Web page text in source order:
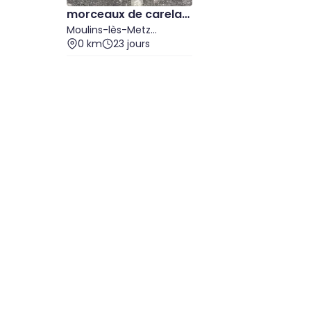
morceaux de carelag
e
Moulins-lès-Metz
(Moselle)
0 km 23 jours